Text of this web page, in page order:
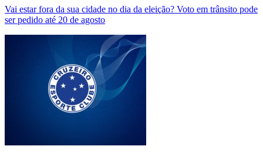
Vai estar fora da sua cidade no dia da eleição? Voto em trânsito pode
ser pedido até 20 de agosto